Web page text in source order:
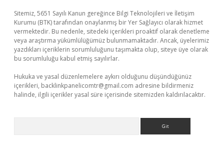
Sitemiz, 5651 Sayılı Kanun gereğince Bilgi Teknolojileri ve İletişim
Kurumu (BTK) tarafından onaylanmış bir Yer Sağlayıcı olarak hizmet
vermektedir. Bu nedenle, sitedeki içerikleri proaktif olarak denetleme
veya araştırma yükümlülüğümüz bulunmamaktadır. Ancak, üyelerimiz
yazdıkları içeriklerin sorumluluğunu taşımakta olup, siteye üye olarak
bu sorumluluğu kabul etmiş sayılırlar.
Hukuka ve yasal düzenlemelere aykırı olduğunu düşündüğünüz
içerikleri, backlinkpanelicomtr@gmail.com adresine bildirmeniz
halinde, ilgili içerikler yasal süre içerisinde sitemizden kaldırılacaktır.